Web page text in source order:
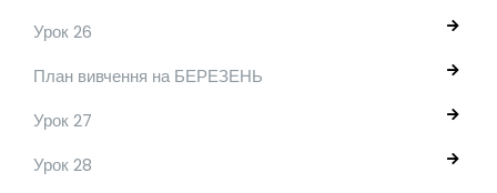
Урок 26
План вивчення на БЕРЕЗЕНЬ
Урок 27
Урок 28